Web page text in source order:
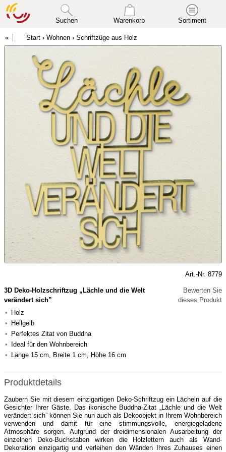
Suchen Warenkorb Sortiment
Start › Wohnen › Schriftzüge aus Holz
Art.-Nr. 8779
3D Deko-Holzschriftzug „Lächle und die Welt
verändert sich”
Holz
Hellgelb
Perfektes Zitat von Buddha
Ideal für den Wohnbereich
Länge 15 cm, Breite 1 cm, Höhe 16 cm
Bewerten Sie
dieses Produkt
Produktdetails
Zaubern Sie mit diesem einzigartigen Deko-Schriftzug ein Lächeln auf die
Gesichter Ihrer Gäste. Das ikonische Buddha-Zitat „Lächle und die Welt
verändert sich” können Sie nun auch als Dekoobjekt in Ihrem Wohnbereich
verwenden und damit für eine stimmungsvolle, energiegeladene
Atmosphäre sorgen. Aufgrund der dreidimensionalen Ausarbeitung der
einzelnen Deko-Buchstaben wirken die Holzlettern auch als Wand-
Dekoration einzigartig und verleihen den Wänden Ihres Zuhauses einen